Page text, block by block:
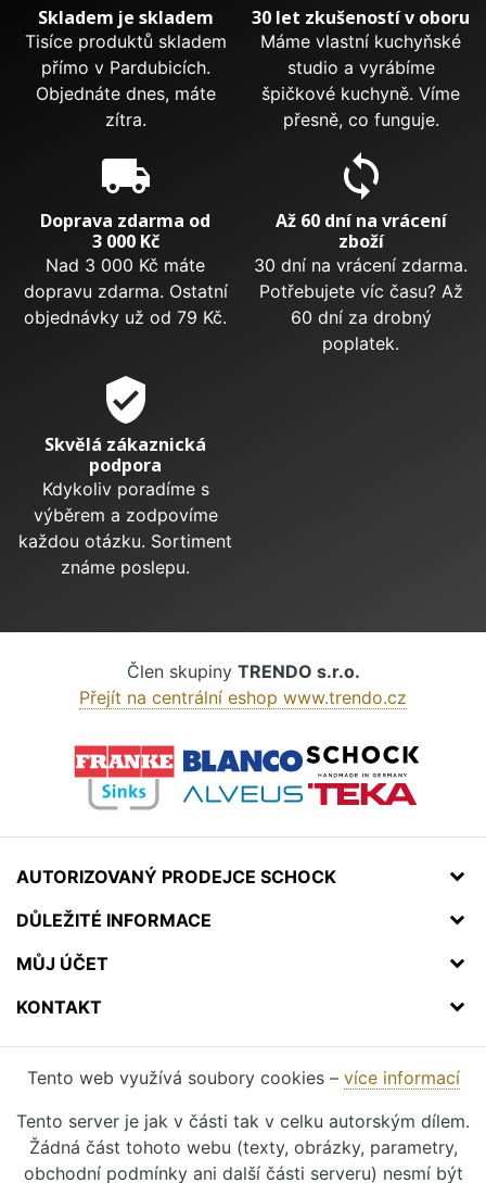
Skladem je skladem
Tisíce produktů skladem
přímo v Pardubicích.
Objednáte dnes, máte
zítra.
30 let zkušeností v oboru
Máme vlastní kuchyňské
studio a vyrábíme
špičkové kuchyně. Víme
přesně, co funguje.
local_shipping
Doprava zdarma od
3 000 Kč
Nad 3 000 Kč máte
dopravu zdarma. Ostatní
objednávky už od 79 Kč.
sync
Až 60 dní na vrácení
zboží
30 dní na vrácení zdarma.
Potřebujete víc času? Až
60 dní za drobný
poplatek.
verified_user
Skvělá zákaznická
podpora
Kdykoliv poradíme s
výběrem a zodpovíme
každou otázku. Sortiment
známe poslepu.
Člen skupiny TRENDO s.r.o.
Přejít na centrální eshop www.trendo.cz
AUTORIZOVANÝ PRODEJCE SCHOCK
DŮLEŽITÉ INFORMACE
MŮJ ÚČET
KONTAKT
Tento web využívá soubory cookies – více informací
Tento server je jak v části tak v celku autorským dílem.
Žádná část tohoto webu (texty, obrázky, parametry,
obchodní podmínky ani další části serveru) nesmí být